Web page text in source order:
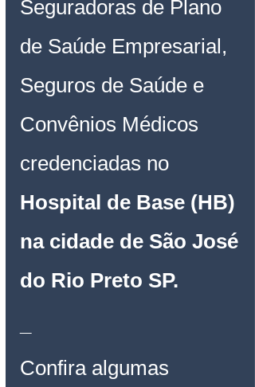
Seguradoras de Plano
de Saúde Empresarial,
Seguros de Saúde e
Convênios Médicos
credenciadas no
Hospital de Base (HB)
na cidade de São José
do Rio Preto SP.
Confira algumas